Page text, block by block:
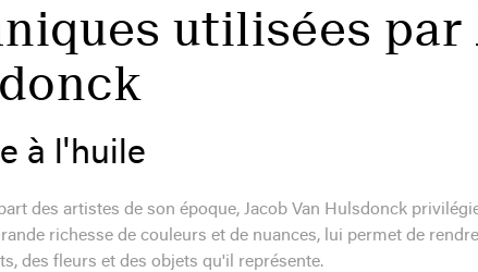
utilisées par
à l'huile
des artistes de son époque, Jacob Van Hulsdonck
richesse de couleurs et de nuances, lui permet de
des fleurs et des objets qu'il représente.